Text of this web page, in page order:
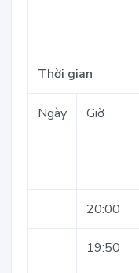
Thời gian
Ngày Giờ
20:00
19:50